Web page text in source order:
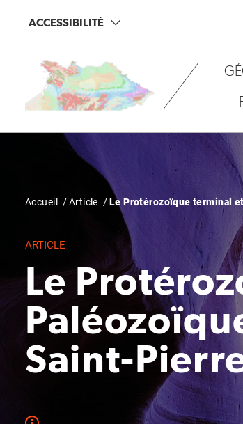
contenu
ACCESSIBILITÉ
Fil
Accueil Article Le Protérozoïque terminal
ARTICLE
Le
Saint-